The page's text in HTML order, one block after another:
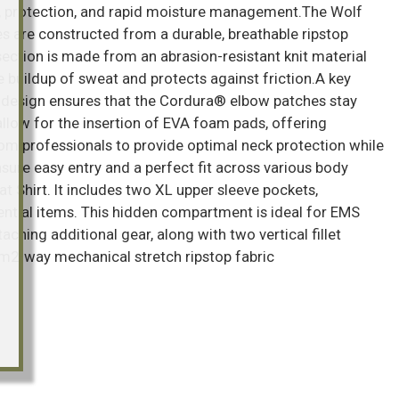
and rapid moisture management.The Wolf
are constructed from a durable, breathable ripstop
is made from an abrasion-resistant knit material
of sweat and protects against friction.A key
ensures that the Cordura® elbow patches stay
for the insertion of EVA foam pads, offering
professionals to provide optimal neck protection while
easy entry and a perfect fit across various body
It includes two XL upper sleeve pockets,
items. This hidden compartment is ideal for EMS
additional gear, along with two vertical fillet
way mechanical stretch ripstop fabric